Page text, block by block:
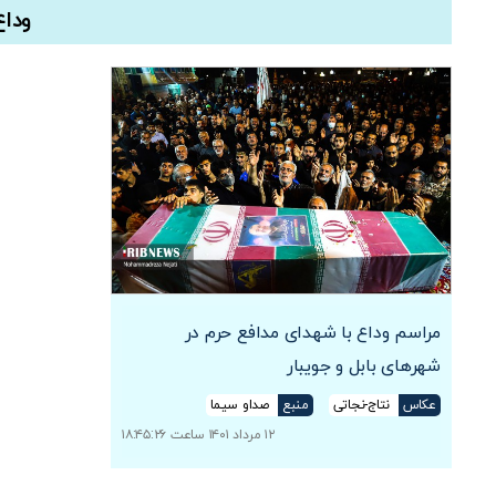
مراسم وداع با شهدای مدافع حرم در
شهرهای بابل و جویبار
عکاس نتاج-نجاتی منبع
صداو سیما
۱۲ مرداد ۱۴۰۱ ساعت ۱۸:۴۵:۲۶